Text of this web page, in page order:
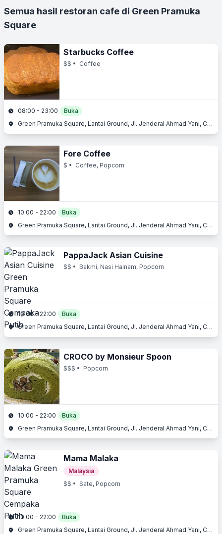
Semua hasil restoran cafe di Green Pramuka
Square
Starbucks Coffee
$$ • Coffee
08:00 - 23:00
Buka
Green Pramuka Square, Lantai Ground, Jl. Jenderal Ahmad Yani, Cempaka Putih, Jakarta Pusat, Jakarta
Fore Coffee
$ • Coffee, Popcorn
10:00 - 22:00
Buka
Green Pramuka Square, Lantai Ground, Jl. Jenderal Ahmad Yani, Cempaka Putih, Jakarta Pusat, Jakarta
PappaJack Asian Cuisine
$$ • Bakmi, Nasi Hainam, Popcorn
10:00 - 22:00
Buka
Green Pramuka Square, Lantai Ground, Jl. Jenderal Ahmad Yani, Cempaka Putih, Jakarta Pusat, Jakarta
CROCO by Monsieur Spoon
$$$ • Popcorn
10:00 - 22:00
Buka
Green Pramuka Square, Lantai Ground, Jl. Jenderal Ahmad Yani, Cempaka Putih, Jakarta Pusat, Jakarta
Mama Malaka
Malaysia
$$ • Sate, Popcorn
10:00 - 22:00
Buka
Green Pramuka Square, Lantai Ground, Jl. Jenderal Ahmad Yani, Cempaka Putih, Jakarta Pusat, Jakarta